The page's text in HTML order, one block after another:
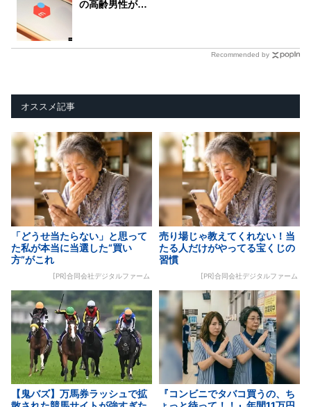
の高齢男性が…
Recommended by
オススメ記事
「どうせ当たらない」と思って
た私が本当に当選した“買い
方”がこれ
[PR]合同会社デジタルファーム
売り場じゃ教えてくれない！当
たる人だけがやってる宝くじの
習慣
[PR]合同会社デジタルファーム
【鬼バズ】万馬券ラッシュで拡
『コンビニでタバコ買うの、ち